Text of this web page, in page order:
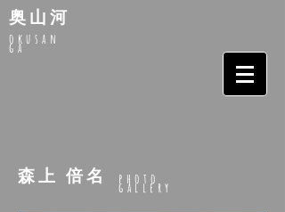
奥山河
okusan
ga
森上 倍名 photo
gallery